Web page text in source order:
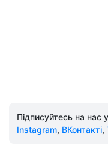
Підписуйтесь на нас
Instagram, ВКонтакті,